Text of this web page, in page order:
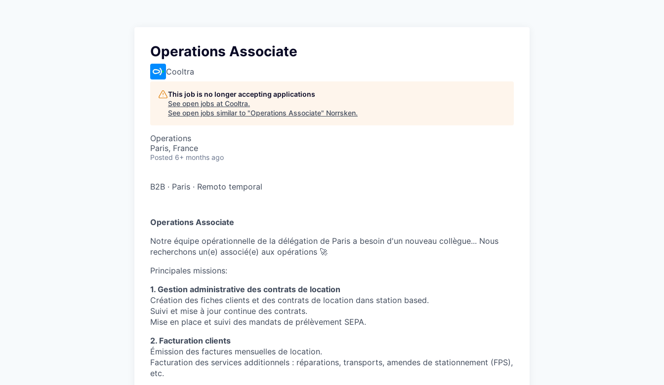
Operations Associate
Cooltra
This job is no longer accepting applications
See open jobs at Cooltra.
See open jobs similar to "Operations Associate" Norrsken.
Operations
Paris, France
Posted 6+ months ago
B2B · Paris · Remoto temporal
Operations Associate
Notre équipe opérationnelle de la délégation de Paris a besoin d'un nouveau collègue... Nous
recherchons un(e) associé(e) aux opérations 🚀
Principales missions:
1. Gestion administrative des contrats de location
Création des fiches clients et des contrats de location dans station based.
Suivi et mise à jour continue des contrats.
Mise en place et suivi des mandats de prélèvement SEPA.
2. Facturation clients
Émission des factures mensuelles de location.
Facturation des services additionnels : réparations, transports, amendes de stationnement (FPS),
etc.